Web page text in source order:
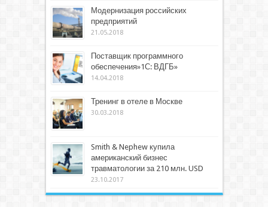
Модернизация российских
предприятий
21.05.2018
Поставщик программного
обеспечения»1С: ВДГБ»
14.04.2018
Тренинг в отеле в Москве
30.03.2018
Smith & Nephew купила
американский бизнес
травматологии за 210 млн. USD
23.10.2017